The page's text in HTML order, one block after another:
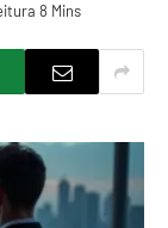
8 Mins